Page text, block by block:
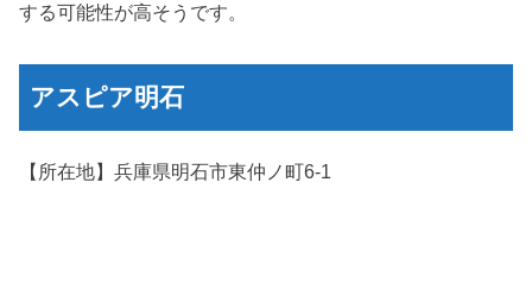
する可能性が高そうです。
アスピア明石
【所在地】兵庫県明石市東仲ノ町6-1